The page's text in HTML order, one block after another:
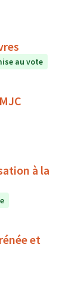
au vote
à la
et